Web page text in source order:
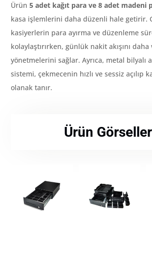
Ürün5 adet kağıt para ve 8 adet madeni
kasa işlemlerini daha düzenli hale getirir.
kasiyerlerin para ayırma ve düzenleme
kolaylaştırırken, günlük nakit akışını
yönetmelerini sağlar. Ayrıca, metal bilyalı
sistemi, çekmecenin hızlı ve sessiz açılıp
olanak tanır.
Ürün